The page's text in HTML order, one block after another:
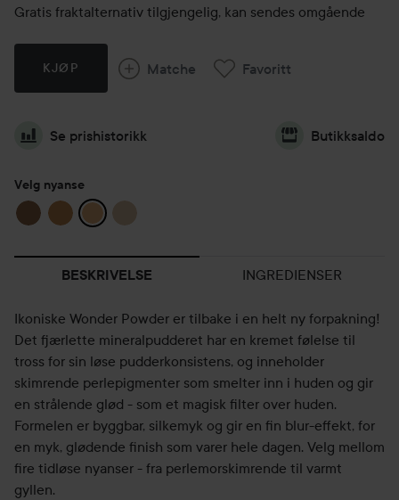
Gratis fraktalternativ tilgjengelig, kan sendes omgående
KJØP Matche Favoritt
Se prishistorikk Butikksaldo
Velg nyanse
BESKRIVELSE INGREDIENSER
Ikoniske Wonder Powder er tilbake i en helt ny forpakning!
Det fjærlette mineralpudderet har en kremet følelse til
tross for sin løse pudderkonsistens, og inneholder
skimrende perlepigmenter som smelter inn i huden og gir
en strålende glød - som et magisk filter over huden.
Formelen er byggbar, silkemyk og gir en fin blur-effekt, for
en myk, glødende finish som varer hele dagen. Velg mellom
fire tidløse nyanser - fra perlemorskimrende til varmt
gyllen.